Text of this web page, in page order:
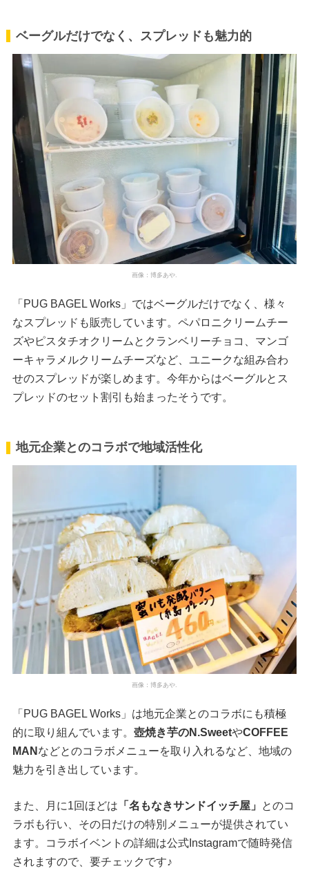
ベーグルだけでなく、スプレッドも魅力的
画像：博多あや.
「PUG BAGEL Works」ではベーグルだけでなく、様々
なスプレッドも販売しています。ペパロニクリームチー
ズやピスタチオクリームとクランベリーチョコ、マンゴ
ーキャラメルクリームチーズなど、ユニークな組み合わ
せのスプレッドが楽しめます。今年からはベーグルとス
プレッドのセット割引も始まったそうです。
地元企業とのコラボで地域活性化
画像：博多あや.
「PUG BAGEL Works」は地元企業とのコラボにも積極
的に取り組んでいます。 壺焼き芋のN.SweetやCOFFEE
MAN などとのコラボメニューを取り入れるなど、地域の
魅力を引き出しています。
また、月に1回ほどは 「名もなきサンドイッチ屋」
とのコ
ラボも行い、その日だけの特別メニューが提供されてい
ます。コラボイベントの詳細は公式Instagramで随時発信
されますので、要チェックです♪